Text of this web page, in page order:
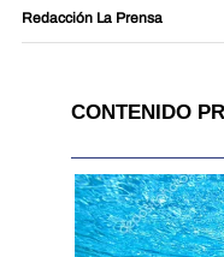
Redacción La Prensa